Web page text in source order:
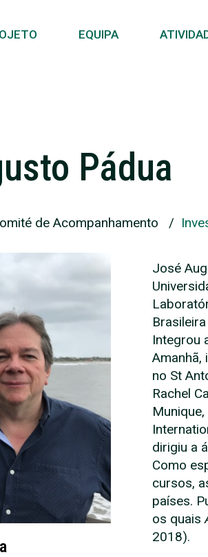
EQUIPA
Pádua
de Acompanhamento /
José
Integrou
Amanhã,
no St
Rachel
dirigiu a
Como
cursos,
países.
os quais
2018).